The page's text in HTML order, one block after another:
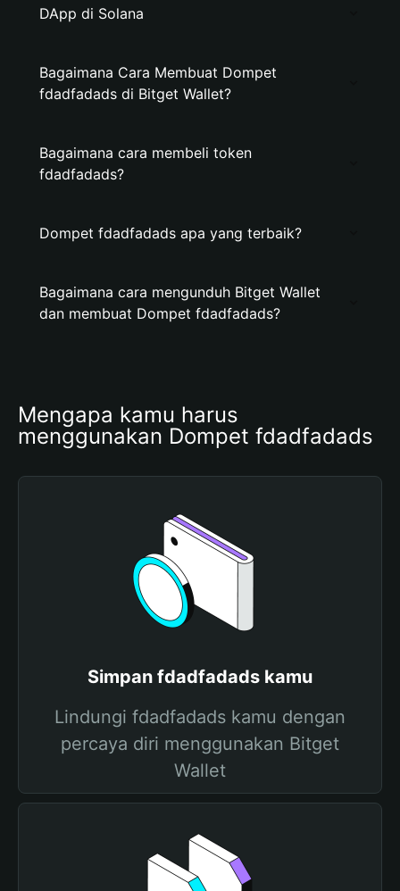
DApp di Solana
Bagaimana Cara Membuat Dompet
fdadfadads di Bitget Wallet?
Bagaimana cara membeli token
fdadfadads?
Dompet fdadfadads apa yang terbaik?
Bagaimana cara mengunduh Bitget Wallet
dan membuat Dompet fdadfadads?
Mengapa kamu harus
menggunakan Dompet fdadfadads
Simpan fdadfadads kamu
Lindungi fdadfadads kamu dengan
percaya diri menggunakan Bitget
Wallet